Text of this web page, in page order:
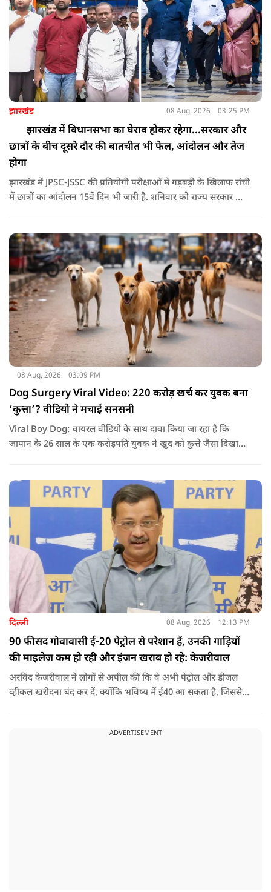
झारखंड 08 Aug, 2026 03:25 PM
झारखंड में विधानसभा का घेराव होकर रहेगा...सरकार और
छात्रों के बीच दूसरे दौर की बातचीत भी फेल, आंदोलन और तेज
होगा
झारखंड में JPSC-JSSC की प्रतियोगी परीक्षाओं में गड़बड़ी के खिलाफ रांची
में छात्रों का आंदोलन 15वें दिन भी जारी है. शनिवार को राज्य सरकार और
08 Aug, 2026 03:09 PM
Dog Surgery Viral Video: 220 करोड़ खर्च कर युवक बना
‘कुत्ता’? वीडियो ने मचाई सनसनी
Viral Boy Dog: वायरल वीडियो के साथ दावा किया जा रहा है कि
जापान के 26 साल के एक करोड़पति युवक ने खुद को कुत्ते जैसा दिखाने
करवाईं और अब वह कुत्ते की तरह दिखने, चलने और रहने की कोशिश
करता है.
दिल्ली 08 Aug, 2026 12:13 PM
90 फीसद गोवावासी ई-20 पेट्रोल से परेशान हैं, उनकी गाड़ियों
की माइलेज कम हो रही और इंजन खराब हो रहे: केजरीवाल
अरविंद केजरीवाल ने लोगों से अपील की कि वे अभी पेट्रोल और डीजल
व्हीकल खरीदना बंद कर दें, क्योंकि भविष्य में ई40 आ सकता है, जिससे
ADVERTISEMENT